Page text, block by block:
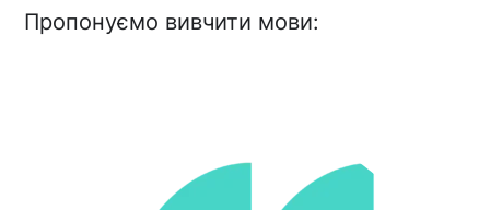
Пропонуємо вивчити мови: